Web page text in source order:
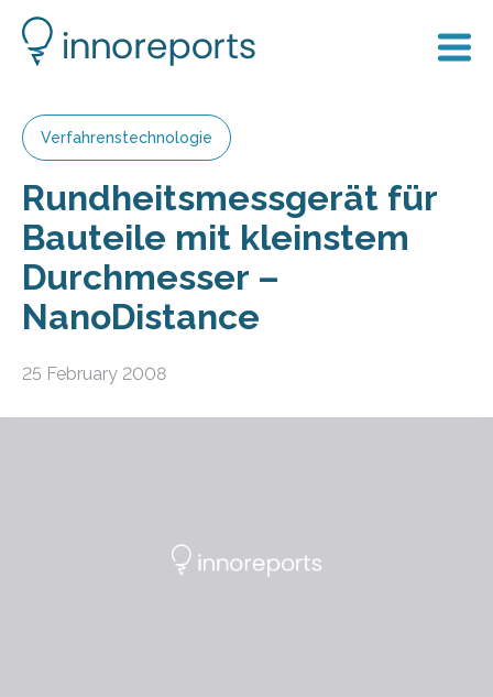
Verfahrenstechnologie
Rundheitsmessgerät für
Bauteile mit kleinstem
Durchmesser –
NanoDistance
25 February 2008